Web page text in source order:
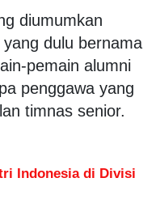
diumumkan
dulu bernama
pemain alumni
penggawa yang
timnas senior.
Indonesia di Divisi